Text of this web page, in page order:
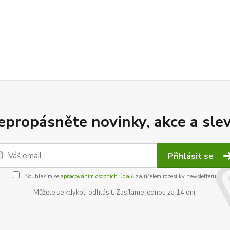
novinky, akce a
Přihlásit se
Souhlasím se zpracováním osobních údajůza účelem rozesílky newsletteru.
Můžete se kdykoli odhlásit. Zasíláme jednou za 14 dní.